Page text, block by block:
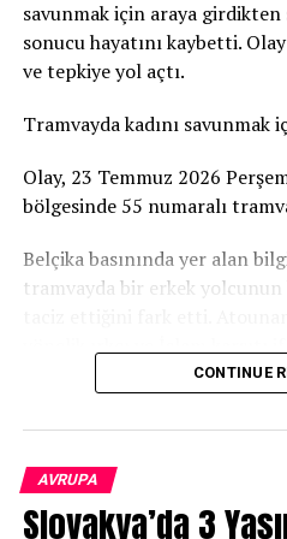
“Mallorca Magazin”
ada müdavimi bir Alman çift
“Otellere
iki kat fazla
diyerek fiyat
Ada yönetimi son yıllarda
alkol turizmi) ile mücadele
cezaları içeriyor. Ancak bu
işletmeleri ikiye bölmüş
savunmak için araya girdikten
sonucu hayatını kaybetti.
ve tepkiye yol açtı.
Tramvayda kadını savunmak
Olay, 23 Temmuz 2026
bölgesinde 55 numaralı
Belçika basınında yer alan
tramvayda bir erkek yolcunun
aktardı. Atounane bunun
bir kadın yolcu, şüpheli ve
müdahale eden üçüncü kişi
CONTINUE
AVRUPA
Slovakya’da 3